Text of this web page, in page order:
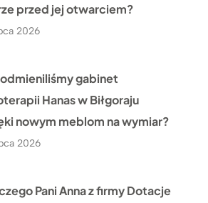
przed jej otwarciem?
2026
odmieniliśmy gabinet
Hanas w Biłgoraju
nowym meblom na wymiar?
2026
Pani Anna z firmy Dotacje